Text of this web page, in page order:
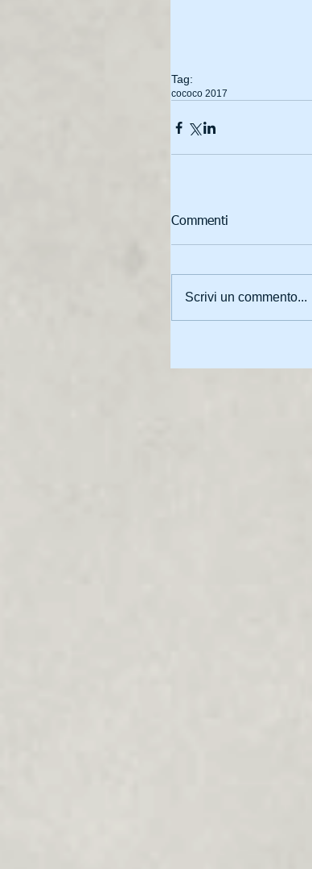
Tag:
cococo 2017
Commenti
Scrivi un commento...